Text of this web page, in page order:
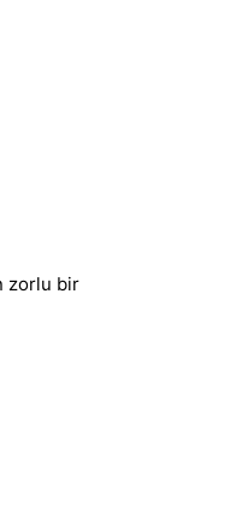
zorlu bir